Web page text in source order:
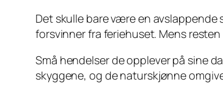
Det skulle bare være en
forsvinner fra feriehuset. Mens
Små hendelser de opplever på sine
skyggene, og de naturskjønne